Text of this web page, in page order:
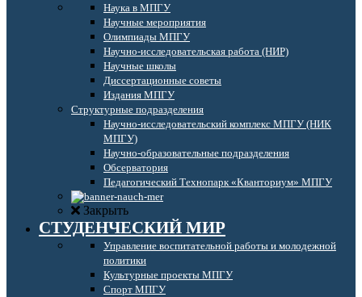
Наука в МПГУ
Научные мероприятия
Олимпиады МПГУ
Научно-исследовательская работа (НИР)
Научные школы
Диссертационные советы
Издания МПГУ
Структурные подразделения
Научно-исследовательский комплекс МПГУ (НИК
МПГУ)
Научно-образовательные подразделения
Обсерватория
Педагогический Технопарк «Кванториум» МПГУ
Закрыть
СТУДЕНЧЕСКИЙ МИР
Управление воспитательной работы и молодежной
политики
Культурные проекты МПГУ
Спорт МПГУ